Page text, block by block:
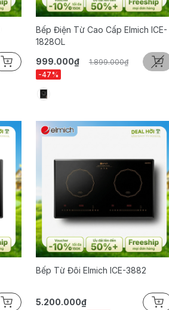
Bếp Điện Từ Cao Cấp Elmich ICE-
1828OL
999.000₫
1.899.000₫
-47%
Bếp Từ Đôi Elmich ICE-3882
5.200.000₫